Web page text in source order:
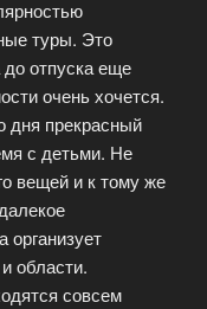
туры. Это
отпуска еще
очень хочется.
дня прекрасный
с детьми. Не
вещей и к тому же
организует
области.
совсем